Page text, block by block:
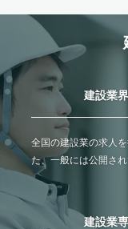
建設業
全国の建設業の求人
た、一般には公開さ
建設業